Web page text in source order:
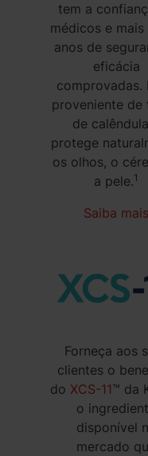
tem a
médicos e
anos de
eficácia
comprovadas.
proveniente de
de
protege
os olhos, o
a pele.1
Saiba mais
Forneça aos
clientes o
do XCS-11™ da
o
disponível
mercado